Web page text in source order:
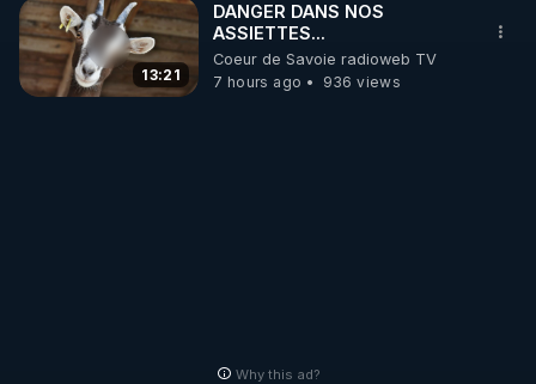
publique du Conseil Scientifique Indépendant (CSI).
Ce conseil réunit des scientifiques, chercheurs et
soignants indépendants et leurs invités.
Vous pouvez retrouver les différents Lives sur la
13:21
DANGER DANS NOS
ASSIETTES...
Coeur de Savoie radioweb TV
7 hours ago
936 views
Why this ad?